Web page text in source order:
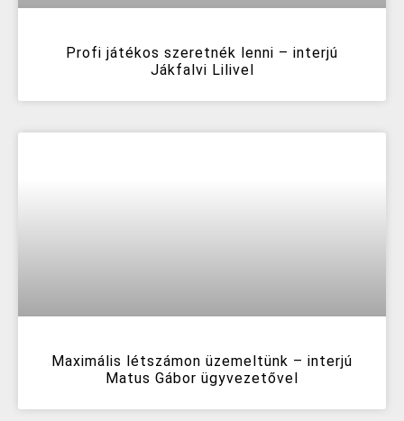
Profi játékos szeretnék lenni – interjú
Jákfalvi Lilivel
Maximális létszámon üzemeltünk – interjú
Matus Gábor ügyvezetővel